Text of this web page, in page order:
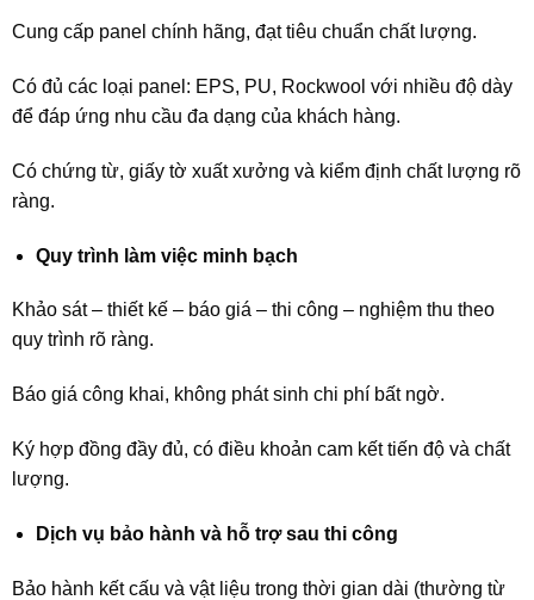
Cung cấp panel chính hãng, đạt tiêu chuẩn chất lượng.
Có đủ các loại panel: EPS, PU, Rockwool với nhiều độ dày
để đáp ứng nhu cầu đa dạng của khách hàng.
Có chứng từ, giấy tờ xuất xưởng và kiểm định chất lượng rõ
ràng.
Quy trình làm việc minh bạch
Khảo sát – thiết kế – báo giá – thi công – nghiệm thu theo
quy trình rõ ràng.
Báo giá công khai, không phát sinh chi phí bất ngờ.
Ký hợp đồng đầy đủ, có điều khoản cam kết tiến độ và chất
lượng.
Dịch vụ bảo hành và hỗ trợ sau thi công
Bảo hành kết cấu và vật liệu trong thời gian dài (thường từ